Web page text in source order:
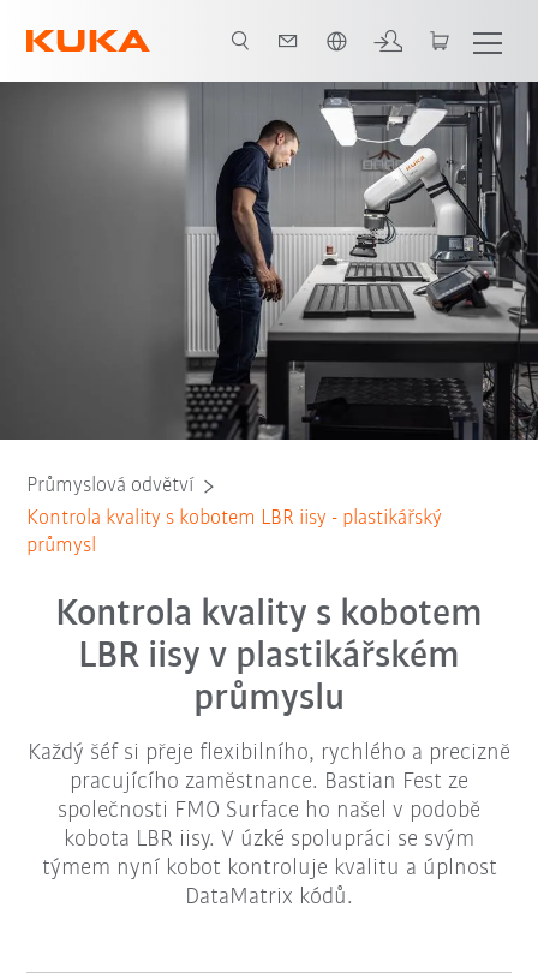
Všichni systémoví partneři
Průmyslová odvětví
Kontrola kvality s kobotem LBR iisy - plastikářský
průmysl
Kontrola kvality s kobotem
LBR iisy v plastikářském
průmyslu
Každý šéf si přeje flexibilního, rychlého a precizně
pracujícího zaměstnance. Bastian Fest ze
společnosti FMO Surface ho našel v podobě
kobota LBR iisy. V úzké spolupráci se svým
týmem nyní kobot kontroluje kvalitu a úplnost
DataMatrix kódů.